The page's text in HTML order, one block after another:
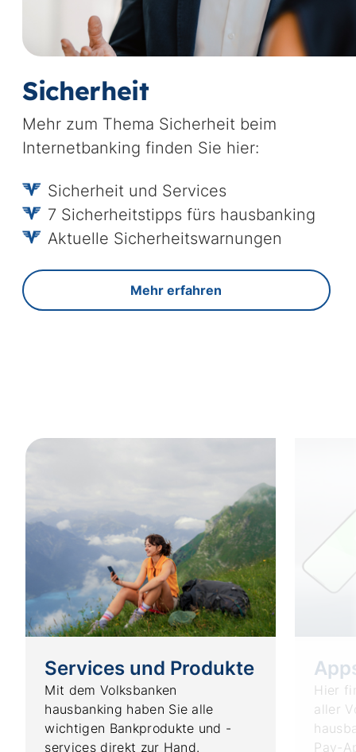
Sicherheit
Mehr zum Thema Sicherheit beim
Internetbanking finden Sie hier:
Sicherheit und Services
7 Sicherheitstipps fürs hausbanking
Aktuelle Sicherheitswarnungen
Mehr erfahren
Services und Produkte
Mit dem Volksbanken
hausbanking haben Sie alle
wichtigen Bankprodukte und -
services direkt zur Hand.
Hier
aller
Pay-